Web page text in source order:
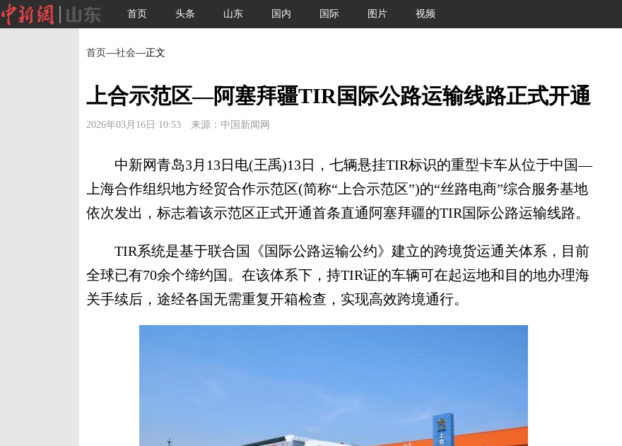
首页 头条 山东 国内 国际 图片 视频
首页—社会—正文
上合示范区—阿塞拜疆TIR国际公路运输线路正式开通
2026年03月16日 10:53 来源：中国新闻网
中新网青岛3月13日电(王禹)13日，七辆悬挂TIR标识的重型卡车从位于中国—
上海合作组织地方经贸合作示范区(简称“上合示范区”)的“丝路电商”综合服务基地
依次发出，标志着该示范区正式开通首条直通阿塞拜疆的TIR国际公路运输线路。
TIR系统是基于联合国《国际公路运输公约》建立的跨境货运通关体系，目前
全球已有70余个缔约国。在该体系下，持TIR证的车辆可在起运地和目的地办理海
关手续后，途经各国无需重复开箱检查，实现高效跨境通行。